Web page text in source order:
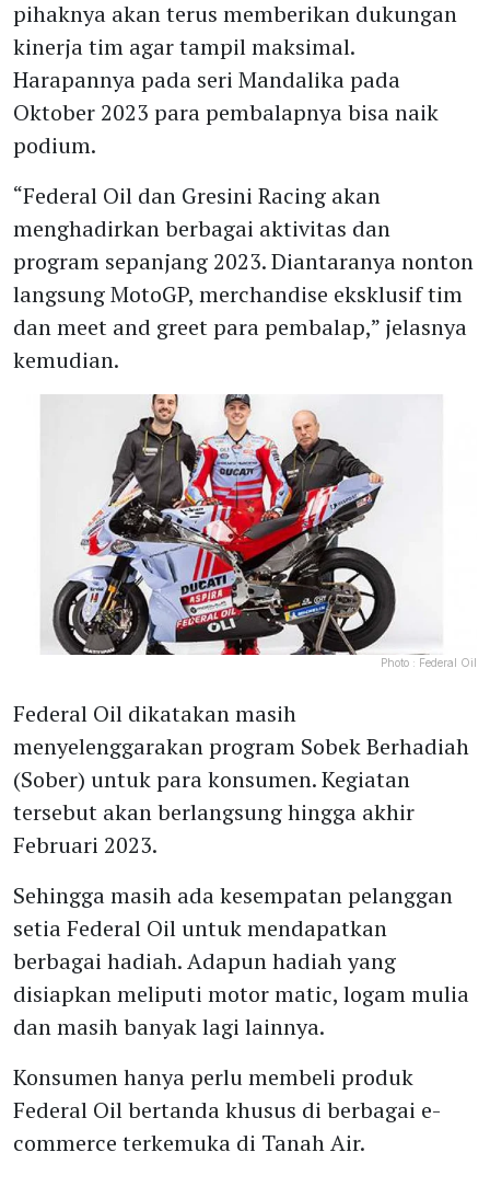
pihaknya akan terus memberikan dukungan
kinerja tim agar tampil maksimal.
Harapannya pada seri Mandalika pada
Oktober 2023 para pembalapnya bisa naik
podium.
“Federal Oil dan Gresini Racing akan
menghadirkan berbagai aktivitas dan
program sepanjang 2023. Diantaranya nonton
langsung MotoGP, merchandise eksklusif tim
dan meet and greet para pembalap,” jelasnya
kemudian.
Photo : Federal Oil
Federal Oil dikatakan masih
menyelenggarakan program Sobek Berhadiah
(Sober) untuk para konsumen. Kegiatan
tersebut akan berlangsung hingga akhir
Februari 2023.
Sehingga masih ada kesempatan pelanggan
setia Federal Oil untuk mendapatkan
berbagai hadiah. Adapun hadiah yang
disiapkan meliputi motor matic, logam mulia
dan masih banyak lagi lainnya.
Konsumen hanya perlu membeli produk
Federal Oil bertanda khusus di berbagai e-
commerce terkemuka di Tanah Air.